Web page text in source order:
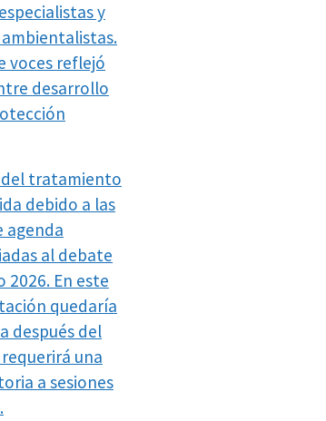
y
voces reflejó
desarrollo
tratamiento
debido a las
agenda
al debate
2026. En este
quedaría
después del
una
a sesiones